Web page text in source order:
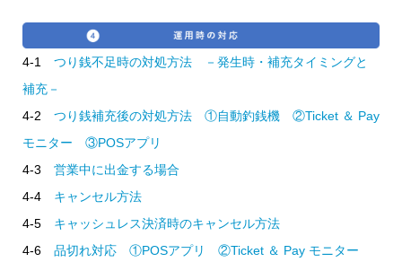
4-1 つり銭不足時の対処方法 －発生時・補充タイミングと
補充－
4-2 つり銭補充後の対処方法 ①自動釣銭機 ②Ticket ＆ Pay
モニター ③POSアプリ
4-3 営業中に出金する場合
4-4 キャンセル方法
4-5 キャッシュレス決済時のキャンセル方法
4-6 品切れ対応 ①POSアプリ ②Ticket ＆ Pay モニター